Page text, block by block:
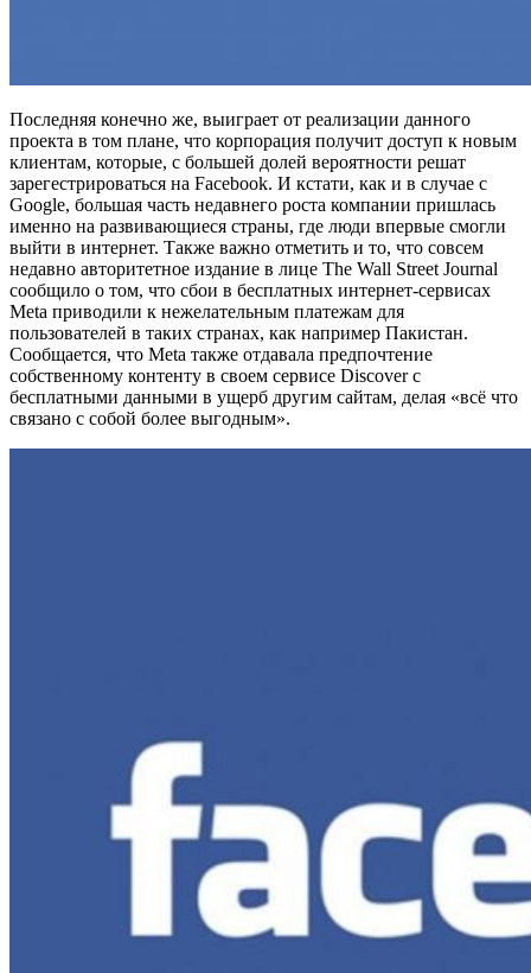
Последняя конечно же, выиграет от реализации данного
проекта в том плане, что корпорация получит доступ к новым
клиентам, которые, с большей долей вероятности решат
зарегестрироваться на Facebook. И кстати, как и в случае с
Google, большая часть недавнего роста компании пришлась
именно на развивающиеся страны, где люди впервые смогли
выйти в интернет. Также важно отметить и то, что совсем
недавно авторитетное издание в лице The Wall Street Journal
сообщило о том, что сбои в бесплатных интернет-сервисах
Meta приводили к нежелательным платежам для
пользователей в таких странах, как например Пакистан.
Сообщается, что Meta также отдавала предпочтение
собственному контенту в своем сервисе Discover с
бесплатными данными в ущерб другим сайтам, делая «всё что
связано с собой более выгодным».